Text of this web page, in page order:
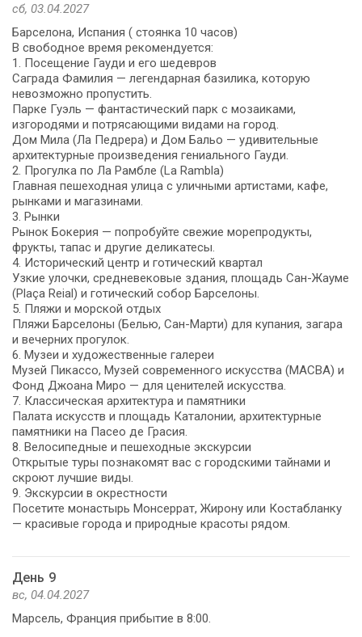
сб, 03.04.2027
Барселона, Испания ( стоянка 10 часов)
В свободное время рекомендуется:
1. Посещение Гауди и его шедевров
Саграда Фамилия — легендарная базилика, которую
невозможно пропустить.
Парке Гуэль — фантастический парк с мозаиками,
изгородями и потрясающими видами на город.
Дом Мила (Ла Педрера) и Дом Бальо — удивительные
архитектурные произведения гениального Гауди.
2. Прогулка по Ла Рамбле (La Rambla)
Главная пешеходная улица с уличными артистами, кафе,
рынками и магазинами.
3. Рынки
Рынок Бокерия — попробуйте свежие морепродукты,
фрукты, тапас и другие деликатесы.
4. Исторический центр и готический квартал
Узкие улочки, средневековые здания, площадь Сан-Жауме
(Plaça Reial) и готический собор Барселоны.
5. Пляжи и морской отдых
Пляжи Барселоны (Белью, Сан-Марти) для купания, загара
и вечерних прогулок.
6. Музеи и художественные галереи
Музей Пикассо, Музей современного искусства (MACBA) и
Фонд Джоана Миро — для ценителей искусства.
7. Классическая архитектура и памятники
Палата искусств и площадь Каталонии, архитектурные
памятники на Пасео де Грасия.
8. Велосипедные и пешеходные экскурсии
Открытые туры познакомят вас с городскими тайнами и
скроют лучшие виды.
9. Экскурсии в окрестности
Посетите монастырь Монсеррат, Жирону или Костабланку
— красивые города и природные красоты рядом.
День 9
вс, 04.04.2027
Марсель, Франция прибытие в 8:00.